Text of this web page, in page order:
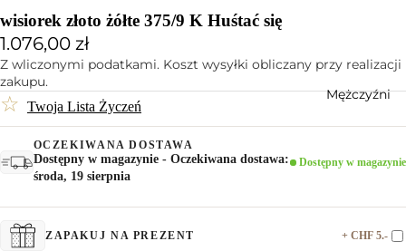
Mężczyźni
wisiorek złoto żółte 375/9 K Huśtać się
1.076,00 zł
Z wliczonymi podatkami. Koszt wysyłki obliczany przy realizacji
zakupu.
☆ Twoja Lista Życzeń
OCZEKIWANA DOSTAWA
Dostępny w magazynie - Oczekiwana dostawa:
środa, 19 sierpnia
Dostępny w magazynie
ZAPAKUJ NA PREZENT + CHF 5.-